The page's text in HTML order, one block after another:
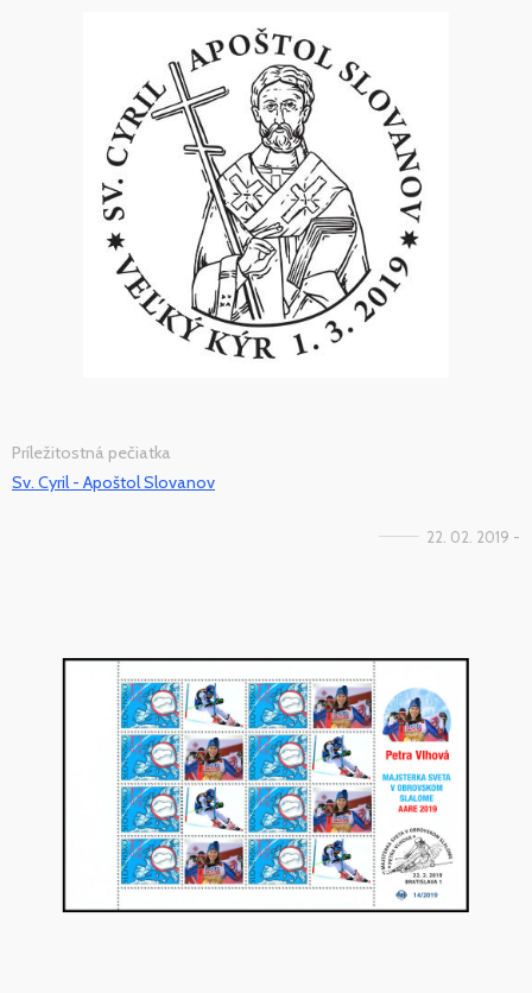
Príležitostná pečiatka
Sv. Cyril - Apoštol Slovanov
22. 02. 2019 -